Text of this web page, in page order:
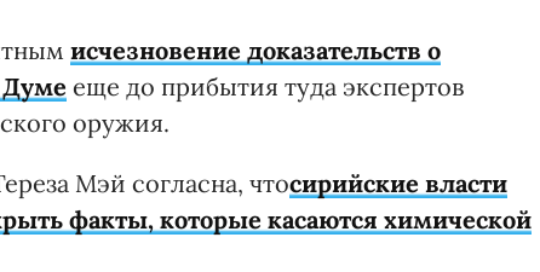
исчезновение доказательств о
еще до прибытия туда экспертов
оружия.
Мэй согласна, чтосирийские власти
факты, которые касаются химической